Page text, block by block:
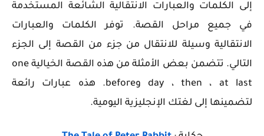
إلى الكلمات والعبارات الانتقالية الشائعة المستخدمة
في جميع مراحل القصة. توفر الكلمات والعبارات
الانتقالية وسيلة للانتقال من جزء من القصة إلى الجزء
التالي. تتضمن بعض الأمثلة من هذه القصة الخيالية one
day ،then ، at last وbefore. هذه عبارات رائعة
لتضمينها إلى لغتك الإنجليزية اليومية.